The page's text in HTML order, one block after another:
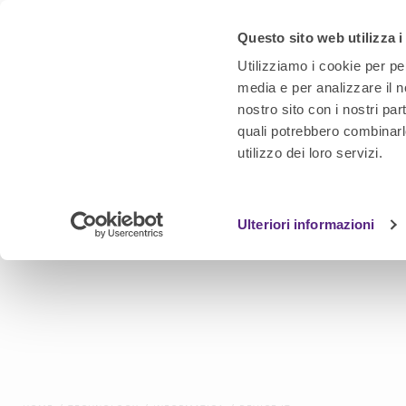
Questo sito web utilizza i
Utilizziamo i cookie per
media e per analizzare il
nostro sito con i nostri
quali potrebbero
utilizzo dei loro servizi.
Ulteriori informazioni